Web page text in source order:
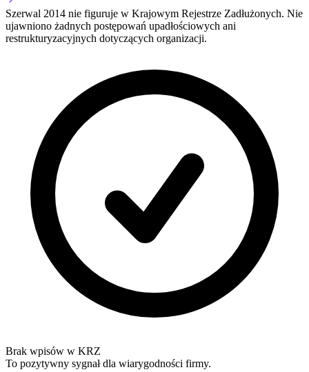
Szerwal 2014 nie figuruje w Krajowym Rejestrze Zadłużonych. Nie
ujawniono żadnych postępowań upadłościowych ani
restrukturyzacyjnych dotyczących organizacji.
Brak wpisów w KRZ
To pozytywny sygnał dla wiarygodności firmy.